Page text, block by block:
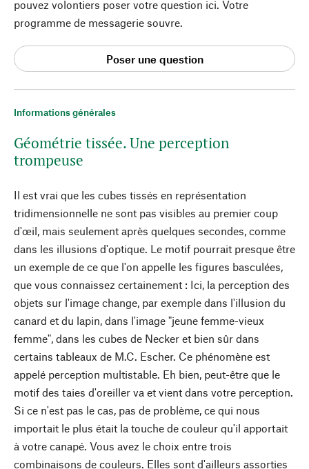
Informations générales
Géométrie tissée. Une perception
trompeuse
Il est vrai que les cubes tissés en représentation
tridimensionnelle ne sont pas visibles au premier coup
d'œil, mais seulement après quelques secondes, comme
dans les illusions d'optique. Le motif pourrait presque être
un exemple de ce que l'on appelle les figures basculées,
que vous connaissez certainement : Ici, la perception des
objets sur l'image change, par exemple dans l'illusion du
canard et du lapin, dans l'image "jeune femme-vieux
femme", dans les cubes de Necker et bien sûr dans
certains tableaux de M.C. Escher. Ce phénomène est
appelé perception multistable. Eh bien, peut-être que le
motif des taies d'oreiller va et vient dans votre perception.
Si ce n'est pas le cas, pas de problème, ce qui nous
importait le plus était la touche de couleur qu'il apportait
à votre canapé. Vous avez le choix entre trois
combinaisons de couleurs. Elles sont d'ailleurs assorties
pouvez volontiers poser votre question ici. Votre
programme de messagerie souvre.
Poser une question